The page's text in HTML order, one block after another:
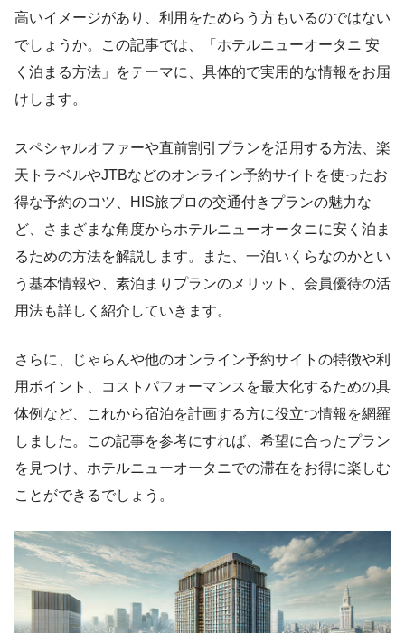
高いイメージがあり、利用をためらう方もいるのではない
でしょうか。この記事では、「ホテルニューオータニ 安
く泊まる方法」をテーマに、具体的で実用的な情報をお届
けします。
スペシャルオファーや直前割引プランを活用する方法、楽
天トラベルやJTBなどのオンライン予約サイトを使ったお
得な予約のコツ、HIS旅プロの交通付きプランの魅力な
ど、さまざまな角度からホテルニューオータニに安く泊ま
るための方法を解説します。また、一泊いくらなのかとい
う基本情報や、素泊まりプランのメリット、会員優待の活
用法も詳しく紹介していきます。
さらに、じゃらんや他のオンライン予約サイトの特徴や利
用ポイント、コストパフォーマンスを最大化するための具
体例など、これから宿泊を計画する方に役立つ情報を網羅
しました。この記事を参考にすれば、希望に合ったプラン
を見つけ、ホテルニューオータニでの滞在をお得に楽しむ
ことができるでしょう。